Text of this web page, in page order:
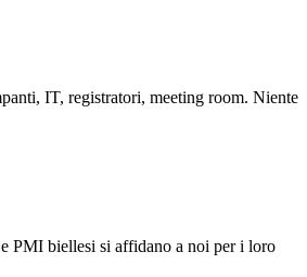
IT, registratori, meeting room. Niente
PMI biellesi si affidano a noi per i loro